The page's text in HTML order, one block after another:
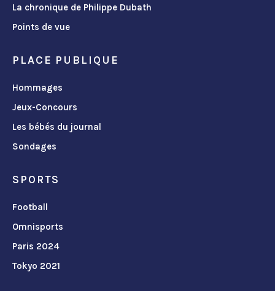
La chronique de Philippe Dubath
Points de vue
PLACE PUBLIQUE
Hommages
Jeux-Concours
Les bébés du journal
Sondages
SPORTS
Football
Omnisports
Paris 2024
Tokyo 2021